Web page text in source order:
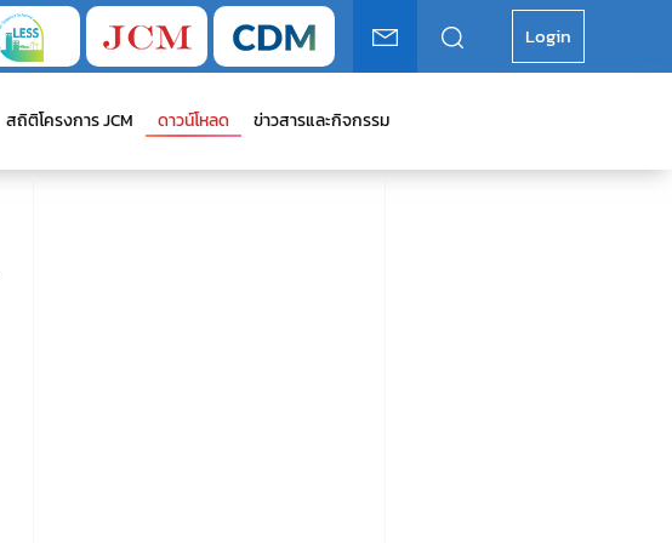
Login
สถิติโครงการ JCM ดาวน์โหลด ข่าวสารและกิจกรรม